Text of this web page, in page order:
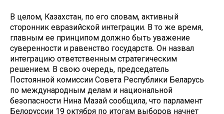
В целом, Казахстан, по его словам, активный
сторонник евразийской интеграции. В то же время,
главным ее принципом должно быть уважение
суверенности и равенство государств. Он назвал
интеграцию ответственным стратегическим
решением. В свою очередь, председатель
Постоянной комиссии Совета Республики Беларусь
по международным делам и национальной
безопасности Нина Мазай сообщила, что парламент
Белоруссии 19 октября по итогам выборов начнет